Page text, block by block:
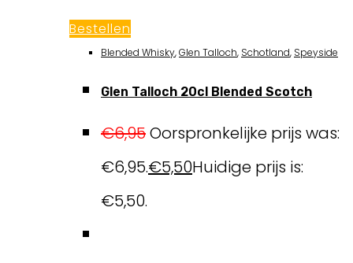
Bestellen
Blended Whisky,Glen Talloch, Schotland, Speyside
Glen Talloch 20cl Blended Scotch
€6,95Oorspronkelijke prijs was:
€6,95.€5,50Huidige prijs is:
€5,50.